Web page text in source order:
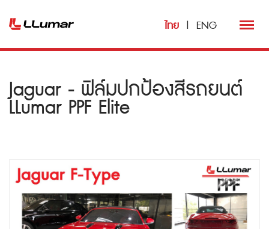
ไทย | ENG
Jaguar - ฟิล์มปกป้องสีรถยนต์
LLumar PPF Elite